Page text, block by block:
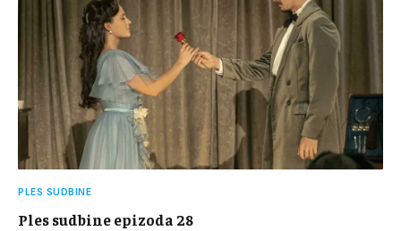
PLES SUDBINE
Ples sudbine epizoda 28